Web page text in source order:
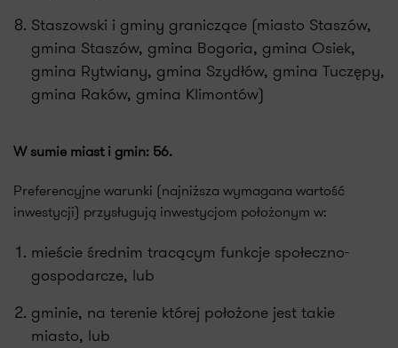
Staszowski i gminy graniczące (miasto Staszów,
gmina Staszów, gmina Bogoria, gmina Osiek,
gmina Rytwiany, gmina Szydłów, gmina Tuczępy,
gmina Raków, gmina Klimontów)
W sumie miast i gmin: 56.
Preferencyjne warunki (najniższa wymagana wartość
inwestycji) przysługują inwestycjom położonym w:
mieście średnim tracącym funkcje społeczno-
gospodarcze, lub
gminie, na terenie której położone jest takie
miasto, lub